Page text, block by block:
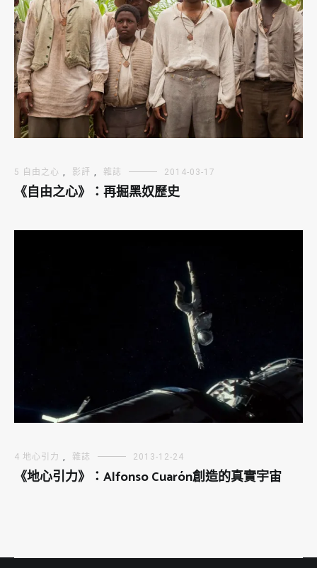
5 自由之心 , 影評 , 雜誌 2014-03-17
《自由之心》：再掘黑奴歷史
4 地心引力 雜誌 2013-12-24
《地心引力》：Alfonso Cuarón創造的真實宇宙